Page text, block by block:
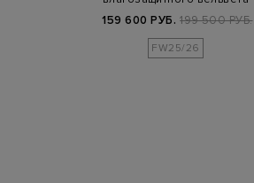
159 600 РУБ. 199 500 РУБ.
FW25/26